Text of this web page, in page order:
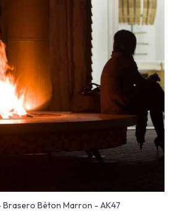
Brasero Béton Marron - AK47